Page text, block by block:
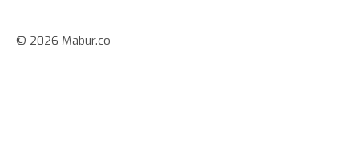
© 2026 Mabur.co